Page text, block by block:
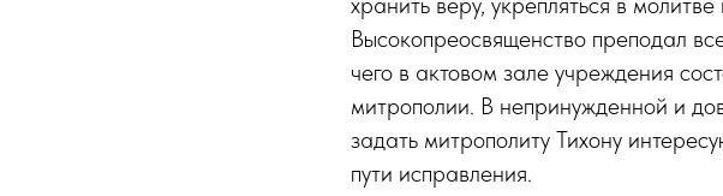
Высокопреосвященство преподал
чего в актовом зале учреждения
митрополии. В непринужденной и
задать митрополиту Тихону
пути исправления.